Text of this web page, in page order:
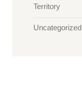
Territory
Uncategorized